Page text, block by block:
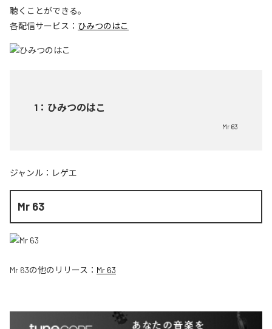
聴くことができる。
各配信サービス： ひみつのはこ
1 ： ひみつのはこ
Mr 63
ジャンル： レゲエ
Mr 63
Mr 63の他のリリース： Mr 63